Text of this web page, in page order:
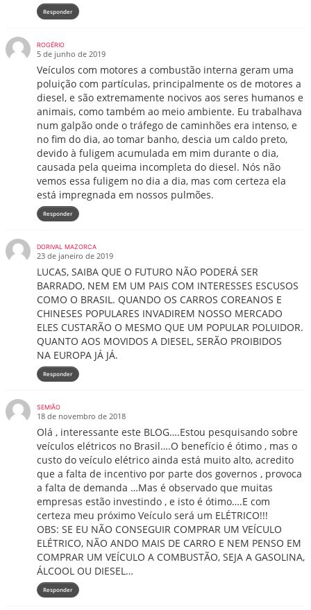
Responder
ROGÉRIO
5 de junho de 2019
Veículos com motores a combustão interna geram uma
poluição com partículas, principalmente os de motores a
diesel, e são extremamente nocivos aos seres humanos e
animais, como também ao meio ambiente. Eu trabalhava
num galpão onde o tráfego de caminhões era intenso, e
no fim do dia, ao tomar banho, descia um caldo preto,
devido à fuligem acumulada em mim durante o dia,
causada pela queima incompleta do diesel. Nós não
vemos essa fuligem no dia a dia, mas com certeza ela
está impregnada em nossos pulmões.
Responder
DORIVAL MAZORCA
23 de janeiro de 2019
LUCAS, SAIBA QUE O FUTURO NÃO PODERÁ SER
BARRADO, NEM EM UM PAIS COM INTERESSES ESCUSOS
COMO O BRASIL. QUANDO OS CARROS COREANOS E
CHINESES POPULARES INVADIREM NOSSO MERCADO
ELES CUSTARÃO O MESMO QUE UM POPULAR POLUIDOR.
QUANTO AOS MOVIDOS A DIESEL, SERÃO PROIBIDOS
NA EUROPA JÁ JÁ.
Responder
SEMIÃO
18 de novembro de 2018
Olá , interessante este BLOG….Estou pesquisando sobre
veículos elétricos no Brasil….O benefício é ótimo , mas o
custo do veículo elétrico ainda está muito alto, acredito
que a falta de incentivo por parte dos governos , provoca
a falta de demanda …Mas é observado que muitas
empresas estão investindo , e isto é ótimo….E com
certeza meu próximo Veículo será um ELÉTRICO!!!
OBS: SE EU NÃO CONSEGUIR COMPRAR UM VEÍCULO
ELÉTRICO, NÃO ANDO MAIS DE CARRO E NEM PENSO EM
COMPRAR UM VEÍCULO A COMBUSTÃO, SEJA A GASOLINA,
ÁLCOOL OU DIESEL…
Responder